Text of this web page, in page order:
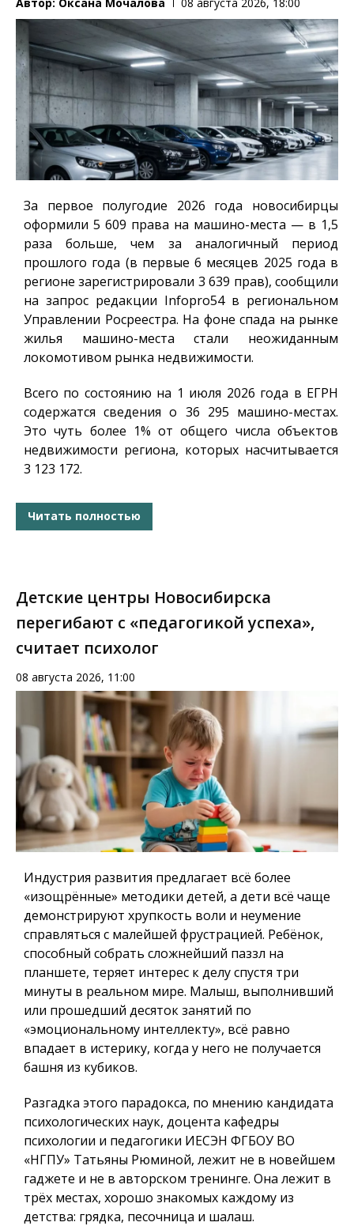
За первое полугодие 2026 года новосибирцы
оформили 5 609 права на машино-места — в 1,5
раза больше, чем за аналогичный период
прошлого года (в первые 6 месяцев 2025 года в
регионе зарегистрировали 3 639 прав), сообщили
на запрос редакции Infopro54в региональном
Управлении Росреестра. На фоне спада на рынке
жилья машино-места стали неожиданным
локомотивом рынка недвижимости.
Всего по состоянию на 1 июля 2026 года в ЕГРН
содержатся сведения о 36 295 машино-местах.
Это чуть более 1% от общего числа объектов
недвижимости региона, которых насчитывается
3 123 172.
Читать полностью
Детские центры Новосибирска
перегибают с «педагогикой успеха»,
считает психолог
08 августа 2026, 11:00
Индустрия развития предлагает всё более
«изощрённые» методики детей, а дети всё чаще
демонстрируют хрупкость воли и неумение
справляться с малейшей фрустрацией. Ребёнок,
способный собрать сложнейший паззл на
планшете, теряет интерес к делу спустя три
минуты в реальном мире. Малыш, выполнивший
или прошедший десяток занятий по
«эмоциональному интеллекту», всё равно
впадает в истерику, когда у него не получается
башня из кубиков.
Разгадка этого парадокса, по мнению кандидата
психологических наук, доцента кафедры
психологии и педагогики ИЕСЭН ФГБОУ ВО
«НГПУ» Татьяны Рюминой, лежит не в новейшем
гаджете и не в авторском тренинге. Она лежит в
трёх местах, хорошо знакомых каждому из
детства: грядка, песочница и шалаш.